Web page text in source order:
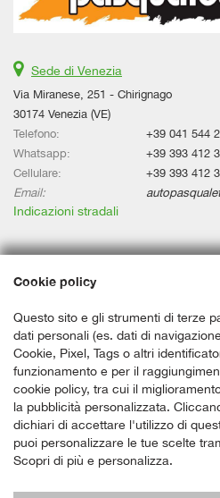
Sede di Venezia
Via Miranese, 251 - Chirignago
30174 Venezia (VE)
Telefono:
+39 041 544
Whatsapp:
+39 393 412
Cellulare:
+39 393 412
Email:
Indicazioni stradali
Dati fiscali:
Via Miranese, 251 - Chirignago, Venezia
C.F/P.IVA:03950740278
Registro delle imprese: VE
Cookie policy
Questo sito e gli strumenti di terze
dati personali (es. dati di
Cookie, Pixel, Tags o altri
funzionamento e per il
cookie policy, tra cui il
la pubblicità personalizzata.
dichiari di accettare l'utilizzo di
puoi personalizzare le tue scelte
Scopri di più e personalizza.